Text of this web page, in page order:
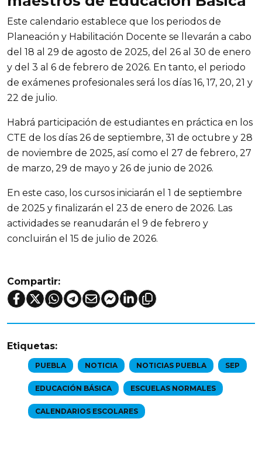
Este calendario establece que los periodos de
Planeación y Habilitación Docente se llevarán a cabo
del 18 al 29 de agosto de 2025, del 26 al 30 de enero
y del 3 al 6 de febrero de 2026. En tanto, el periodo
de exámenes profesionales será los días 16, 17, 20, 21 y
22 de julio.
Habrá participación de estudiantes en práctica en los
CTE de los días 26 de septiembre, 31 de octubre y 28
de noviembre de 2025, así como el 27 de febrero, 27
de marzo, 29 de mayo y 26 de junio de 2026.
En este caso, los cursos iniciarán el 1 de septiembre
de 2025 y finalizarán el 23 de enero de 2026. Las
actividades se reanudarán el 9 de febrero y
concluirán el 15 de julio de 2026.
Compartir:
Etiquetas:
PUEBLA NOTICIA NOTICIAS PUEBLA SEP
EDUCACIÓN BÁSICA ESCUELAS NORMALES
CALENDARIOS ESCOLARES